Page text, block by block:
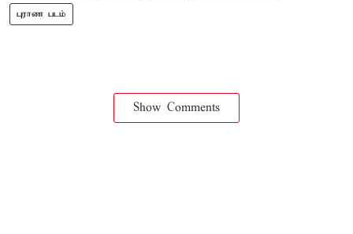
புராண படம்
Show Comments